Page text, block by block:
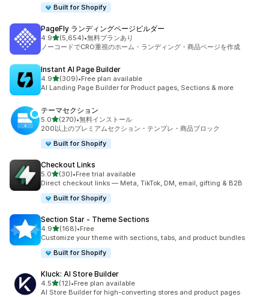
Built for Shopify
PageFly ランディングページビルダー
4.95つ星中
(5,654)
合計レビュー数：5654件
•無料プランあり
ノーコードでCRO重視のホーム・ランディング・商品ページを作成
Instant AI Page Builder
4.95つ星中
(309)
合計レビュー数：309件
•Free plan available
AI Landing Page Builder for Product pages, Sections & more
テーマセクション
5.05つ星中
(270)
合計レビュー数：270件
•無料インストール
200以上のプレミアムセクション・テンプレ・商品ブロック
Built for Shopify
Checkout Links
5.05つ星中
(30)
合計レビュー数：30件
•Free trial available
Direct checkout links — Meta, TikTok, DM, email, gifting & B2B
Built for Shopify
Section Star ‑ Theme Sections
4.95つ星中
(168)
合計レビュー数：168件
•Free
Customize your theme with sections, tabs, and product bundles
Built for Shopify
Kluck: AI Store Builder
4.55つ星中
(12)
合計レビュー数：12件
•Free plan available
AI Store Builder for high-converting stores and product pages